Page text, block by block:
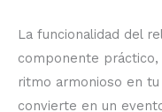
La funcionalidad del
componente
ritmo armonioso en
convierte en un